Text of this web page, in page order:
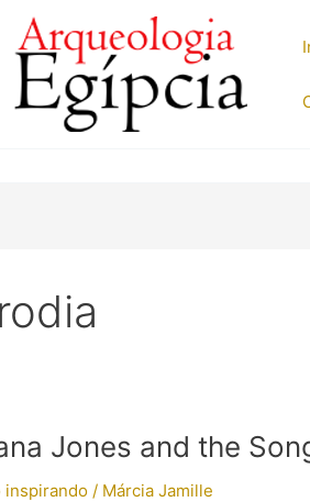
Jones and the
inspirando / Márcia Jamille